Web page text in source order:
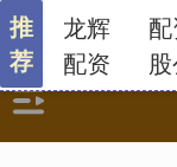
推
荐
龙辉
配资